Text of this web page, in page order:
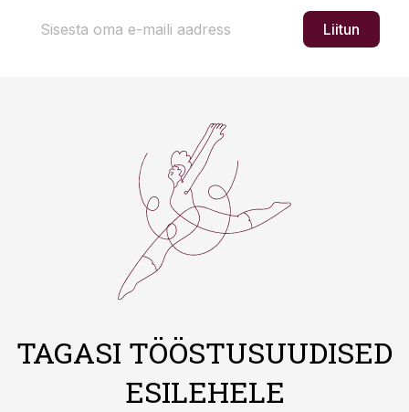
Liitun
TAGASI TÖÖSTUSUUDISED
ESILEHELE